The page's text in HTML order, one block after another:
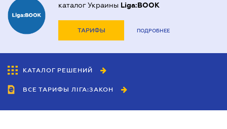
каталог Украины Liga:BOOK
ТАРИФЫ ПОДРОБНЕЕ
КАТАЛОГ РЕШЕНИЙ
ВСЕ ТАРИФЫ ЛІГА:ЗАКОН